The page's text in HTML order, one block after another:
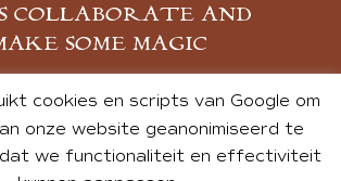
COLLABORATE AND
SOME MAGIC
MELD JE AAN
cookies en scripts van Google om
onze website geanonimiseerd te
we functionaliteit en effectiviteit